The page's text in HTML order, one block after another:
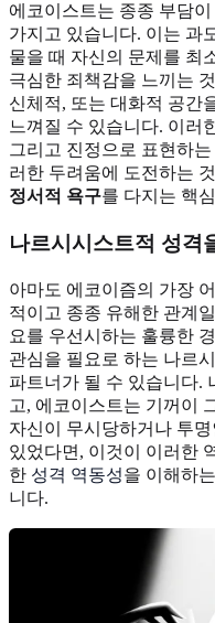
에코이스트는 종종 부담
가지고 있습니다. 이는 과
물을 때 자신의 문제를 최
극심한 죄책감을 느끼는
신체적, 또는 대화적 공간
느껴질 수 있습니다. 이러
그리고 진정으로 표현하
러한 두려움에 도전하는
정서적 욕구를 다지는 핵
나르시시스트적 성격
아마도 에코이즘의 가장
적이고 종종 유해한 관계
요를 우선시하는 훌륭한
관심을 필요로 하는 나르
파트너가 될 수 있습니다.
고, 에코이스트는 기꺼이
자신이 무시당하거나 투
있었다면, 이것이 이러한
한 성격 역동성을 이해하
니다.